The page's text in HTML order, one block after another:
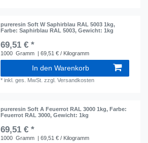
pureresin Soft W Saphirblau RAL 5003 1kg,
Farbe: Saphirblau RAL 5003, Gewicht: 1kg
69,51 € *
1000 Gramm | 69,51 € / Kilogramm
In den Warenkorb
*inkl. ges. MwSt. zzgl.Versandkosten
pureresin Soft A Feuerrot RAL 3000 1kg, Farbe:
Feuerrot RAL 3000, Gewicht: 1kg
69,51 € *
1000 Gramm | 69,51 € / Kilogramm